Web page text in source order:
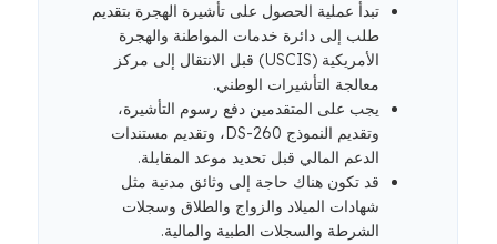
تبدأ عملية الحصول على تأشيرة الهجرة بتقديم
طلب إلى دائرة خدمات المواطنة والهجرة
الأمريكية (USCIS) قبل الانتقال إلى مركز
معالجة التأشيرات الوطني.
يجب على المتقدمين دفع رسوم التأشيرة،
وتقديم النموذج DS-260، وتقديم مستندات
الدعم المالي قبل تحديد موعد المقابلة.
قد تكون هناك حاجة إلى وثائق مدنية مثل
شهادات الميلاد والزواج والطلاق وسجلات
الشرطة والسجلات الطبية والمالية.